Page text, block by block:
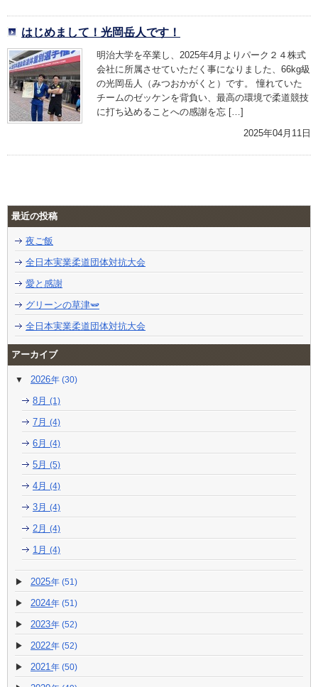
はじめまして！光岡岳人です！
明治大学を卒業し、2025年4月よりパーク２４株式
会社に所属させていただく事になりました、66kg級
の光岡岳人（みつおかがくと）です。 憧れていた
チームのゼッケンを背負い、最高の環境で柔道競技
に打ち込めることへの感謝を忘 […]
2025年04月11日
最近の投稿
夜ご飯
全日本実業柔道団体対抗大会
愛と感謝
グリーンの草津🫛
全日本実業柔道団体対抗大会
アーカイブ
2026 (30)
8月 (1)
7月 (4)
6月 (4)
5月 (5)
4月 (4)
3月 (4)
2月 (4)
1月 (4)
2025 (51)
2024 (51)
2023 (52)
2022 (52)
2021 (50)